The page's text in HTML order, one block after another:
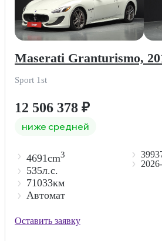
Maserati Granturismo,
Sport 1st
12 506 378 ₽
ниже средней
4691cm3
535л.с.
71033км
Автомат
Оставить заявку